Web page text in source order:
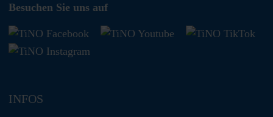
Besuchen Sie uns auf
INFOS